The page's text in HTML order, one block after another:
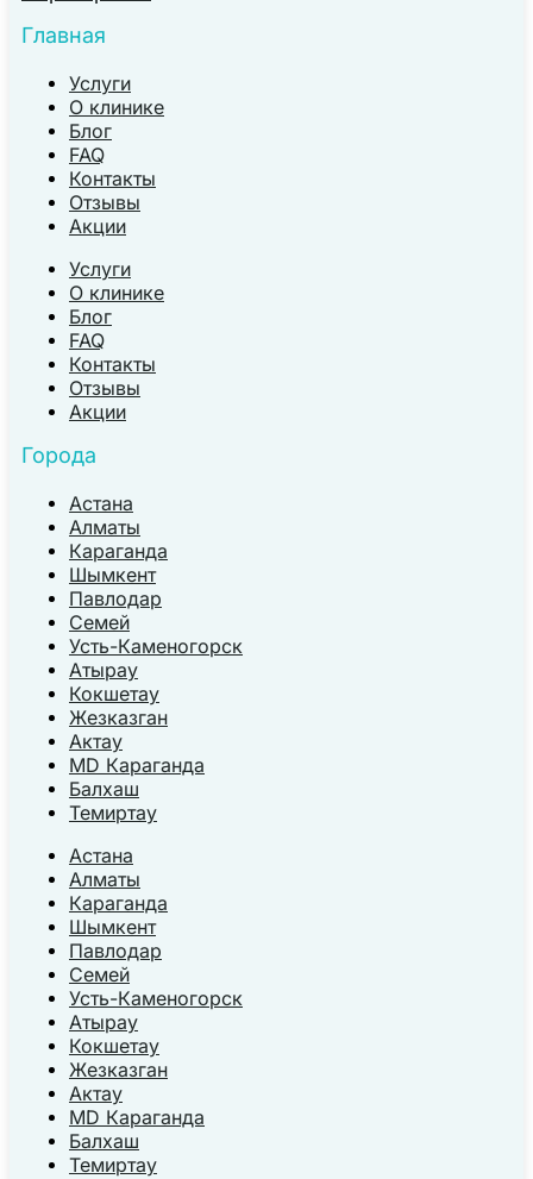
Главная
Услуги
О клинике
Блог
FAQ
Контакты
Отзывы
Акции
Услуги
О клинике
Блог
FAQ
Контакты
Отзывы
Акции
Города
Астана
Алматы
Караганда
Шымкент
Павлодар
Семей
Усть-Каменогорск
Атырау
Кокшетау
Жезказган
Актау
MD Караганда
Балхаш
Темиртау
Астана
Алматы
Караганда
Шымкент
Павлодар
Семей
Усть-Каменогорск
Атырау
Кокшетау
Жезказган
Актау
MD Караганда
Балхаш
Темиртау